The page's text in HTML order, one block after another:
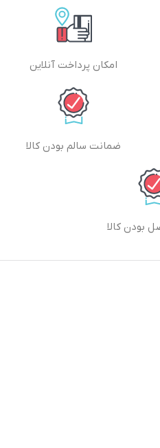
امکان پرداخت آنلاین
ضمانت سالم بودن کالا
بودن کالا